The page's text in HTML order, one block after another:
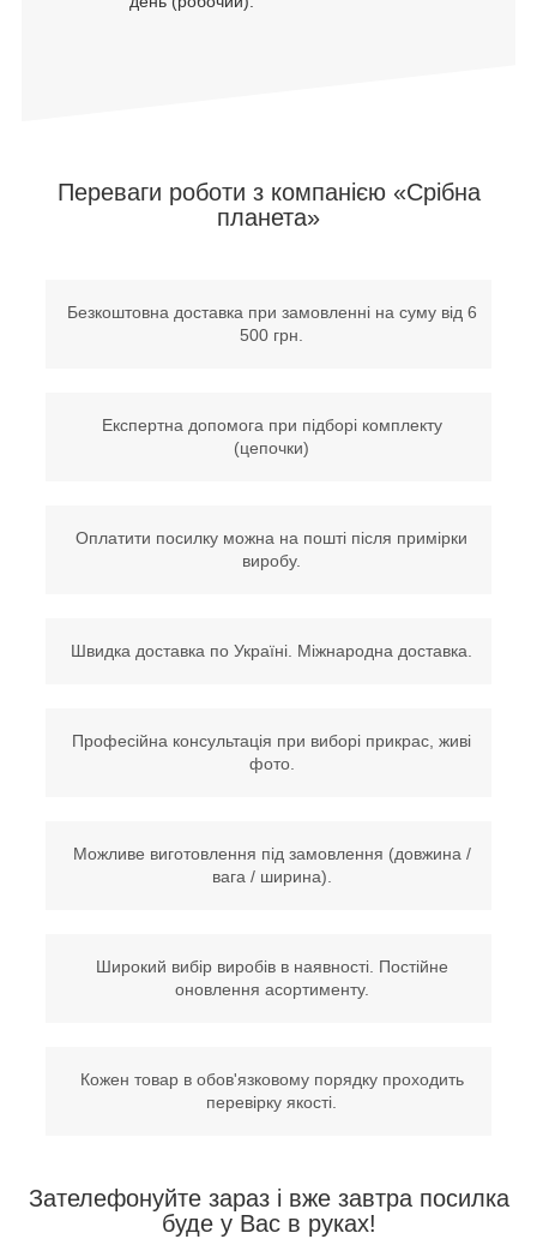
Переваги роботи з компанією «Срібна
планета»
Безкоштовна доставка при замовленні на суму від 6
500 грн.
Експертна допомога при підборі комплекту
(цепочки)
Оплатити посилку можна на пошті після примірки
виробу.
Швидка доставка по Україні. Міжнародна доставка.
Професійна консультація при виборі прикрас, живі
фото.
Можливе виготовлення під замовлення (довжина /
вага / ширина).
Широкий вибір виробів в наявності. Постійне
оновлення асортименту.
Кожен товар в обов'язковому порядку проходить
перевірку якості.
Зателефонуйте зараз і вже завтра посилка
буде у Вас в руках!